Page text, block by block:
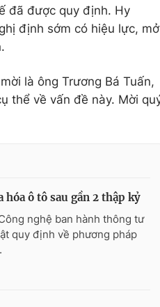
đã được quy định. Hy
định sớm có hiệu lực, mở
là ông Trương Bá Tuấn,
thể về vấn đề này. Mời
ô tô sau gần 2 thập kỷ
nghệ ban hành thông tư
quy định về phương pháp